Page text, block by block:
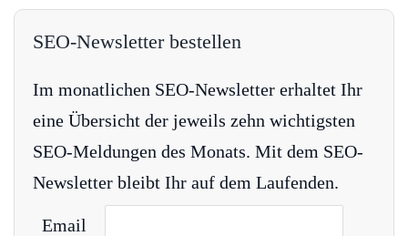
SEO-Newsletter bestellen
Im monatlichen SEO-Newsletter erhaltet Ihr
eine Übersicht der jeweils zehn wichtigsten
SEO-Meldungen des Monats. Mit dem SEO-
Newsletter bleibt Ihr auf dem Laufenden.
Email